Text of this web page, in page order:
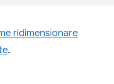
ridimensionare
.